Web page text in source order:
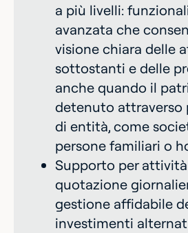
a più livelli:
avanzata che
visione chiara delle
sottostanti e delle
anche quando il
detenuto attraverso
di entità, come
persone familiari o
Supporto per attività
quotazione
gestione affidabile
investimenti